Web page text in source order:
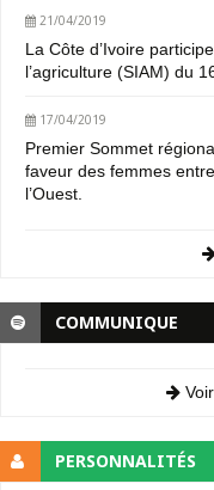
21/04/2019
La Côte d’Ivoire
l’agriculture (SIAM) du
17/04/2019
Premier Sommet
faveur des femmes
l’Ouest.
COMMUNIQUE
PERSONNALITÉS